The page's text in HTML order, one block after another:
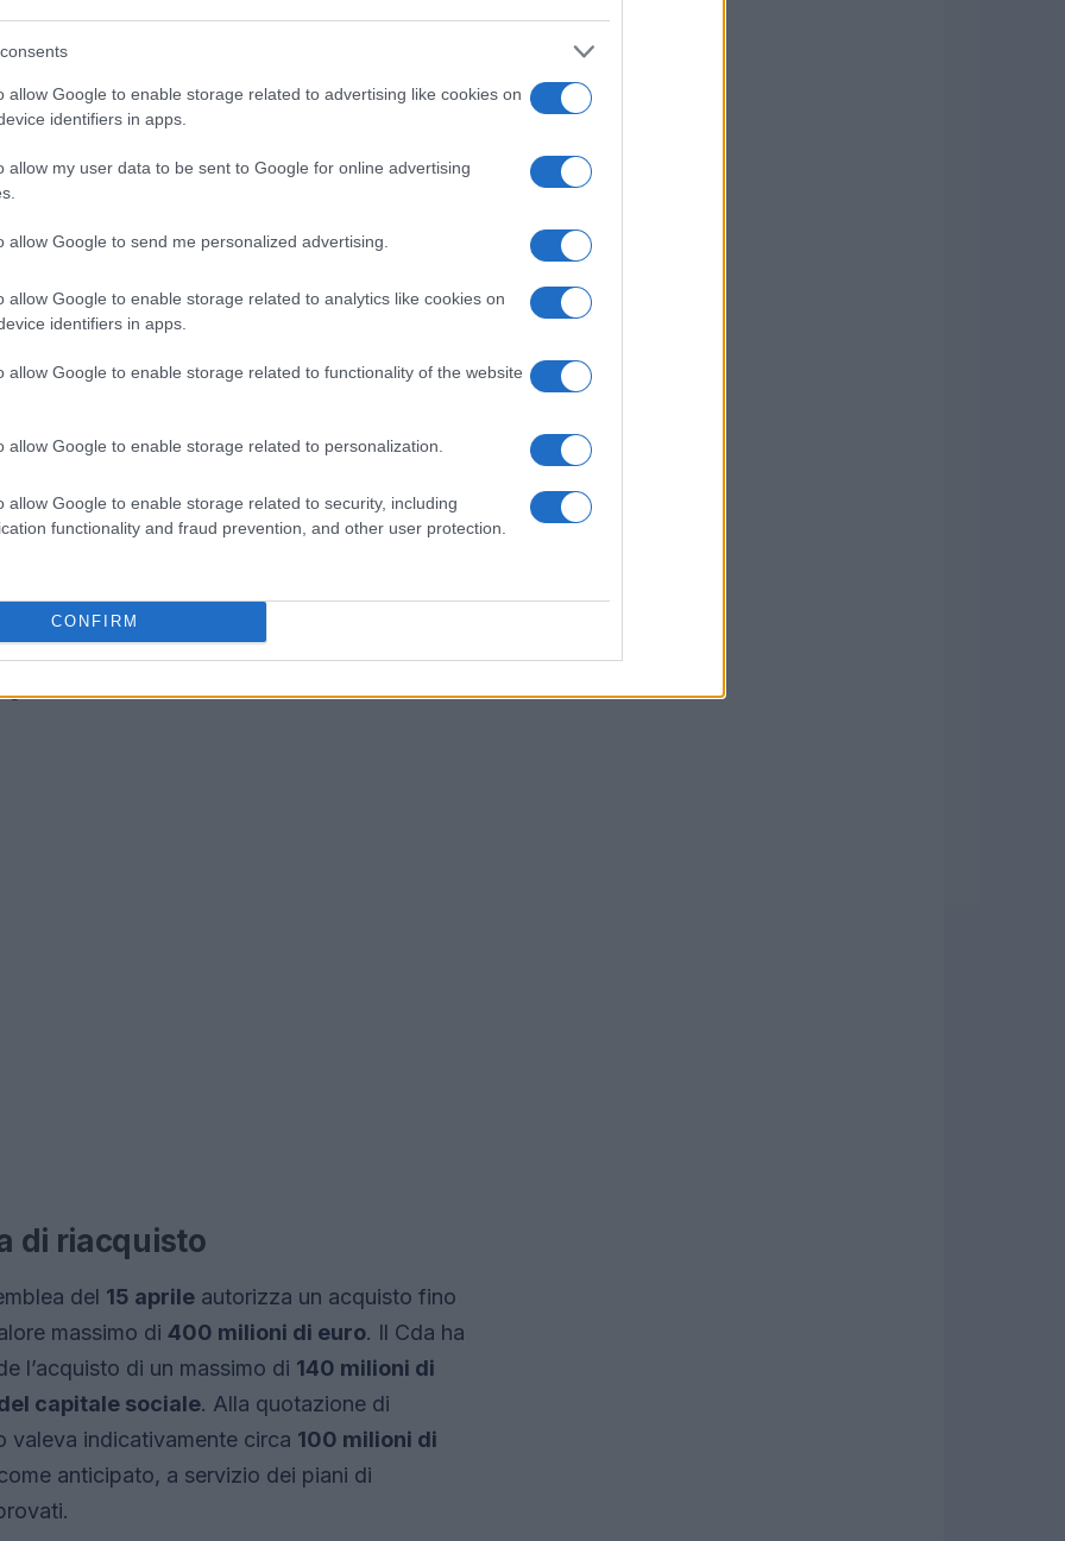
allow Google to enable storage related to advertising like cookies on
identifiers in apps.
allow my user data to be sent to Google for online advertising
allow Google to send me personalized advertising.
allow Google to enable storage related to analytics like cookies on
identifiers in apps.
allow Google to enable storage related to functionality of the website
allow Google to enable storage related to personalization.
allow Google to enable storage related to security, including
functionality and fraud prevention, and other user protection.
CONFIRM
la chiusura dell’
così la timeline generale condivisa
finanziario
del calendario finanziario: la riunione
2026 e della relazione semestrale è stata
sarà approvato il
Si tratta quindi di un riallineamento
strutturata verso il mercato.
riflette l’esigenza di sincronizzare
utile in una fase che comprende l’Opas e
deliberato l’avvio di un primo segmento
con le autorizzazioni conferite
strumenti di remunerazione e stabilità
di riacquisto
del 15 aprile autorizza un acquisto fino
massimo di 400 milioni di euro. Il Cda ha
l’acquisto di un massimo di 140 milioni di
capitale sociale. Alla quotazione di
valeva indicativamente circa 100 milioni di
anticipato, a servizio dei piani di